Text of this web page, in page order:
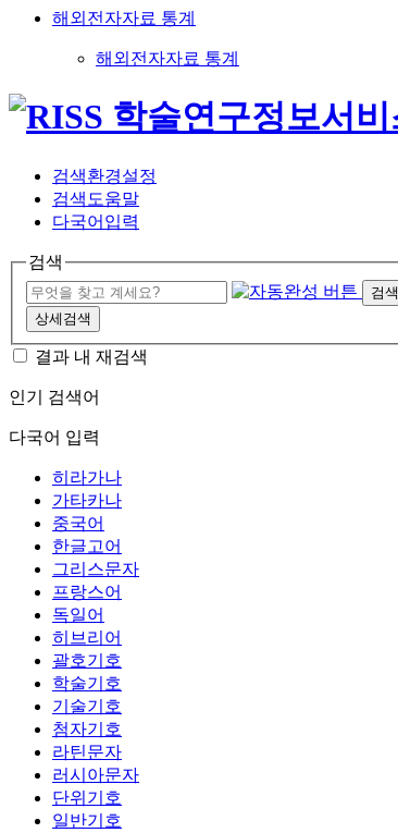
해외전자자료 통계
해외전자자료 통계
검색환경설정
검색도움말
다국어입력
검색
검색
상세검색
결과 내 재검색
인기 검색어
다국어 입력
히라가나
가타카나
중국어
한글고어
그리스문자
프랑스어
독일어
히브리어
괄호기호
학술기호
기술기호
첨자기호
라틴문자
러시아문자
단위기호
일반기호